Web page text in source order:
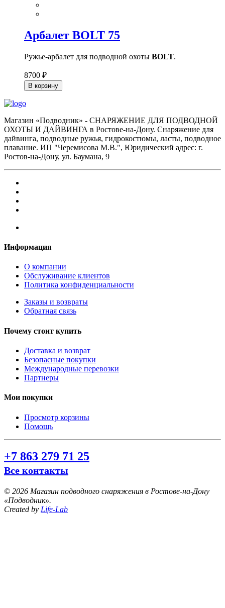
Арбалет BOLT 75
Ружье-арбалет для подводной охоты BOLT.
8700 ₽
В корзину
Магазин «Подводник» - СНАРЯЖЕНИЕ ДЛЯ ПОДВОДНОЙ
ОХОТЫ И ДАЙВИНГА в Ростове-на-Дону. Снаряжение для
дайвинга, подводные ружья, гидрокостюмы, ласты, подводное
плавание. ИП "Черемисова М.В.", Юридический адрес: г.
Ростов-на-Дону, ул. Баумана, 9
Информация
О компании
Обслуживание клиентов
Политика конфиденциальности
Заказы и возвраты
Обратная связь
Почему стоит купить
Доставка и возврат
Безопасные покупки
Международные перевозки
Партнеры
Мои покупки
Просмотр корзины
Помощь
+7 863 279 71 25
Все контакты
© 2026 Магазин подводного снаряжения в Ростове-на-Дону
«Подводник».
Created by Life-Lab